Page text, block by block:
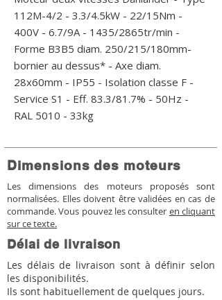
112M-4/2 - 3.3/4.5kW - 22/15Nm -
400V - 6.7/9A - 1435/2865tr/min -
Forme B3B5 diam. 250/215/180mm-
bornier au dessus* - Axe diam.
28x60mm - IP55 - Isolation classe F -
Service S1 - Eff. 83.3/81.7% - 50Hz -
RAL 5010 - 33kg
Dimensions des moteurs
Les dimensions des moteurs proposés sont
normalisées. Elles doivent être validées en cas de
commande. Vous pouvez les consulter en cliquant
sur ce texte.
Délai de livraison
Les délais de livraison sont à définir selon
les disponibilités.
Ils sont habituellement de quelques jours.